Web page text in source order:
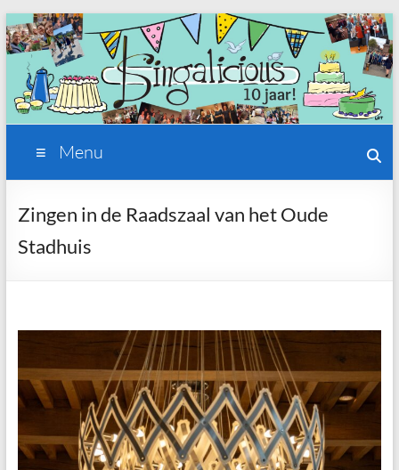
Ga
naar
de
inhoud
Singalicious
delft
Menu
Zingen in de Raadszaal van het Oude
Stadhuis